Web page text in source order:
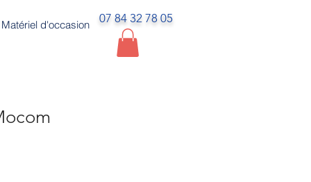
Matériel d'occasion 07 84 32 78 05